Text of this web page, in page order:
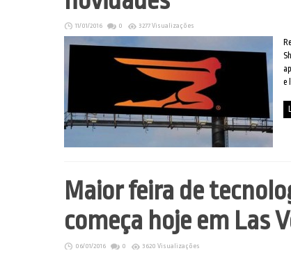
11/01/2016 0 3277 Visualizações
e
Maior feira de
começa hoje em Las
06/01/2016 0 3620 Visualizações